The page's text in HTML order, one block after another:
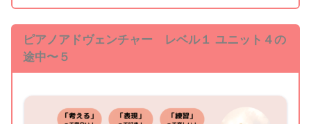
ピアノアドヴェンチャー レベル１ ユニット４の
途中〜５